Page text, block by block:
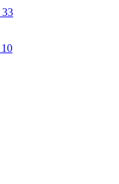
33
10